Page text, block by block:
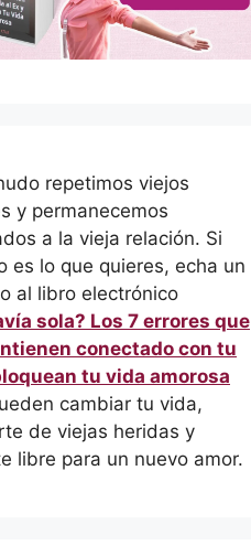
repetimos viejos
y permanecemos
a la vieja relación. Si
es lo que quieres, echa un
al libro electrónico
sola? Los 7 errores que
conectado con tu
tu vida amorosa
cambiar tu vida,
de viejas heridas y
libre para un nuevo amor.